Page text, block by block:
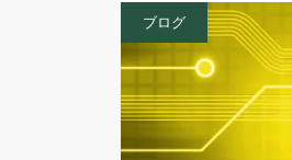
ブログ